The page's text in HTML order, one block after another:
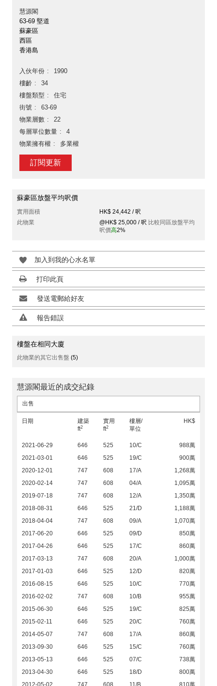
慧源閣
63-69 堅道
蘇豪區
西區
香港島
入伙年份
1990
樓齡
34
樓盤類型
住宅
街號
63-69
物業層數
22
每層單位數量
4
物業擁有權
多業權
訂閱更新
蘇豪區放盤平均呎價
實用面積
HK$ 24,442 / 呎
此物業
@HK$ 25,000 / 呎 比較同區放盤平均
呎價高2%
加入到我的心水名單
打印此頁
發送電郵給好友
報告錯誤
樓盤在相同大廈
此物業的其它出售盤 (5)
慧源閣最近的成交紀錄
出售
日期
建築
ft2
實用
ft2
樓層/
單位
HK$
2021-06-29 646 525 10/C
988萬
2021-03-01
646 525 19/C
900萬
2020-12-01
747 608 17/A
1,268萬
2020-02-14
747 608 04/A
1,095萬
2019-07-18
747 608 12/A
1,350萬
2018-08-31
646 525 21/D
1,188萬
2018-04-04
747 608 09/A
1,070萬
2017-06-20
646 525 09/D
850萬
2017-04-26
646 525 17/C
860萬
2017-03-13
747 608 20/A
1,000萬
2017-01-03
646 525 12/D
820萬
2016-08-15
646 525 10/C
770萬
2016-02-02
747 608 10/B
955萬
2015-06-30
646 525 19/C
825萬
2015-02-11
646 525 20/C
760萬
2014-05-07
747 608 17/A
860萬
2013-09-30
646 525 15/C
760萬
2013-05-13
646 525 07/C
738萬
2013-04-30
646 525 18/D
800萬